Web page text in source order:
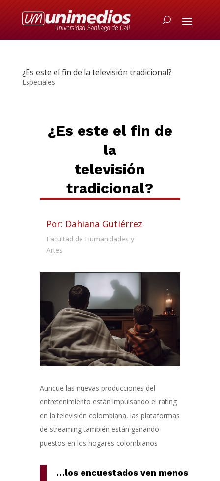
¿Es este el fin de la televisión tradicional?
Especiales
¿Es este el fin de
la
televisión
tradicional?
Por: Dahiana Gutiérrez
Facultad de Humanidades y
Artes
Aunque las nuevas producciones del
entretenimiento están impulsando el rating
en la televisión colombiana, las plataformas
de streaming también están ganando
puestos en los hogares colombianos
…los encuestados ven menos